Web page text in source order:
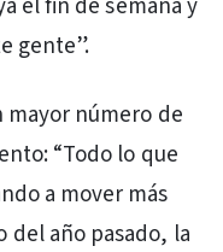
el fin de semana y
gente”.
mayor número de
“Todo lo que
a mover más
año pasado, la